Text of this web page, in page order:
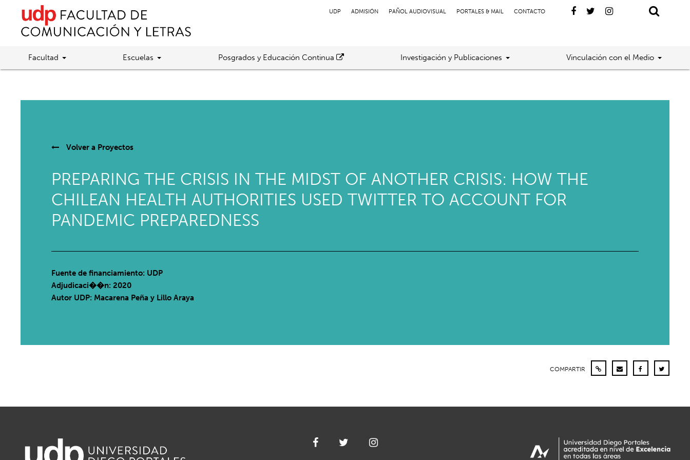
UDP ADMISIÓN PAÑOL AUDIOVISUAL PORTALES & MAIL CONTACTO
Facultad Escuelas Posgrados y Educación Continua Investigación y Publicaciones Vinculación con el Medio
Volver a Proyectos
PREPARING THE CRISIS IN THE MIDST OF ANOTHER CRISIS: HOW THE
CHILEAN HEALTH AUTHORITIES USED TWITTER TO ACCOUNT FOR
PANDEMIC PREPAREDNESS
Fuente de financiamiento: UDP
Adjudicaci��n: 2020
Autor UDP: Macarena Peña y Lillo Araya
COMPARTIR